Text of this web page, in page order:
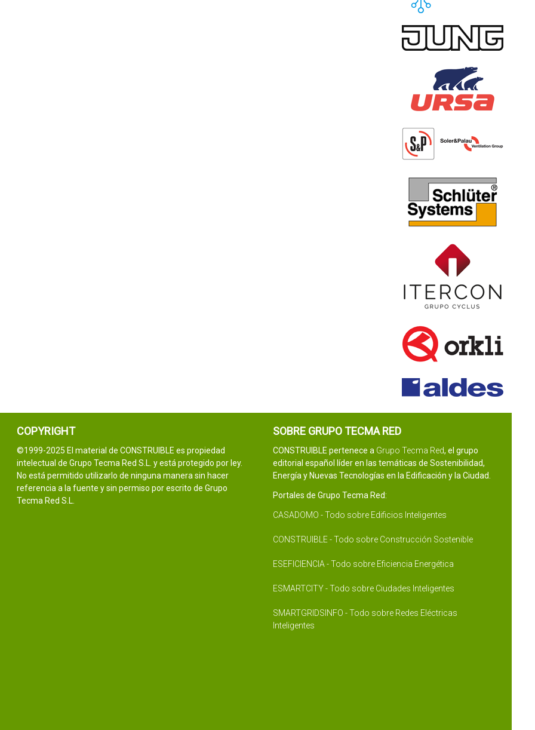
COPYRIGHT
©1999-2025 El material de CONSTRUIBLE es propiedad
intelectual de Grupo Tecma Red S.L. y está protegido por ley.
No está permitido utilizarlo de ninguna manera sin hacer
referencia a la fuente y sin permiso por escrito de Grupo
Tecma Red S.L.
SOBRE GRUPO TECMA RED
CONSTRUIBLE pertenece a Grupo Tecma Red, el grupo
editorial español líder en las temáticas de Sostenibilidad,
Energía y Nuevas Tecnologías en la Edificación y la Ciudad.
Portales de Grupo Tecma Red:
CASADOMO - Todo sobre Edificios Inteligentes
CONSTRUIBLE - Todo sobre Construcción Sostenible
ESEFICIENCIA - Todo sobre Eficiencia Energética
ESMARTCITY - Todo sobre Ciudades Inteligentes
SMARTGRIDSINFO - Todo sobre Redes Eléctricas
Inteligentes